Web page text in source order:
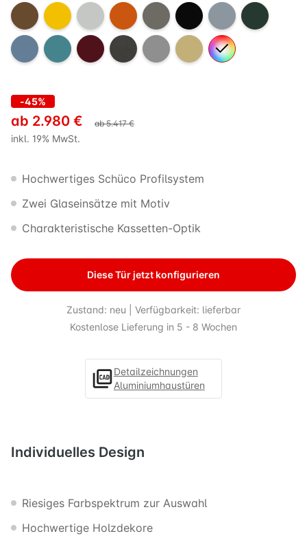
Hochwertiges Schüco Profilsystem
Zwei Glaseinsätze mit Motiv
Charakteristische Kassetten-Optik
-45%
ab 2.980 € ab5.417€
inkl. 19% MwSt.
Diese Tür jetzt konfigurieren
Zustand: neu | Verfügbarkeit: lieferbar
Kostenlose Lieferung in 5 - 8 Wochen
Detailzeichnungen
Aluminiumhaustüren
Individuelles Design
Riesiges Farbspektrum zur Auswahl
Hochwertige Holzdekore